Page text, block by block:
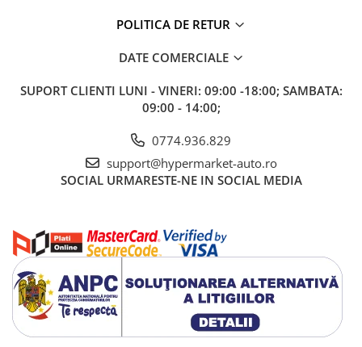
POLITICA DE RETUR
DATE COMERCIALE
SUPORT CLIENTI LUNI - VINERI: 09:00 -18:00; SAMBATA:
09:00 - 14:00;
0774.936.829
support@hypermarket-auto.ro
SOCIAL URMARESTE-NE IN SOCIAL MEDIA